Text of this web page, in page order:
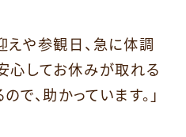
えや参観日、急に体調
心してお休みが取れる
で、助かっています。」